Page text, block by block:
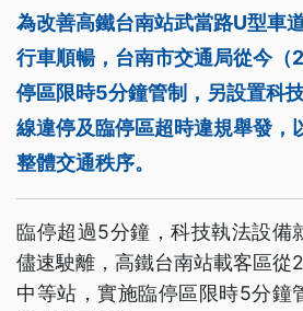
為改善高鐵台南站武當路U型車
行車順暢，台南市交通局從今（
停區限時5分鐘管制，另設置科
線違停及臨停區超時違規舉發，
整體交通秩序。
臨停超過5分鐘，科技執法設備
儘速駛離，高鐵台南站載客區從
中等站，實施臨停區限時5分鐘